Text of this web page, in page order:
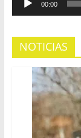
00:00
NOTICIAS